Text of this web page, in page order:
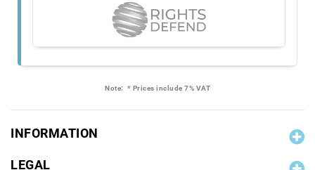
Note: * Prices include 7% VAT
INFORMATION
LEGAL